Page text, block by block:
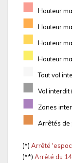
■ Hauteur
■ Hauteur
■ Hauteur
■ Hauteur
Tout vol
■ Vol interdit
■ Zones
■ Arrêtés de
(*) Arrêté
(**) Arrêté du